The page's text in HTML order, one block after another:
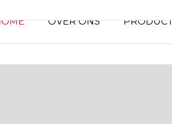
OVER ONS